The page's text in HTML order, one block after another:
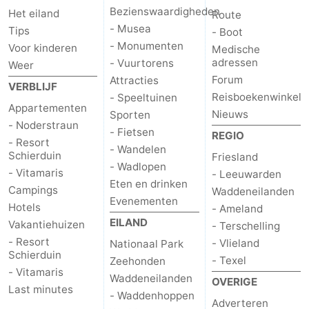
Het eiland
Tips
Voor kinderen
Weer
VERBLIJF
Appartementen
- Noderstraun
- Resort
Schierduin
- Vitamaris
Campings
Hotels
Vakantiehuizen
- Resort
Schierduin
- Vitamaris
Last minutes
Bezienswaardigheden
- Musea
- Monumenten
- Vuurtorens
Attracties
- Speeltuinen
Sporten
- Fietsen
- Wandelen
- Wadlopen
Eten en drinken
Evenementen
EILAND
Nationaal Park
Zeehonden
Waddeneilanden
- Waddenhoppen
Route
- Boot
Medische
adressen
Forum
Reisboekenwinkel
Nieuws
REGIO
Friesland
- Leeuwarden
Waddeneilanden
- Ameland
- Terschelling
- Vlieland
- Texel
OVERIGE
Adverteren